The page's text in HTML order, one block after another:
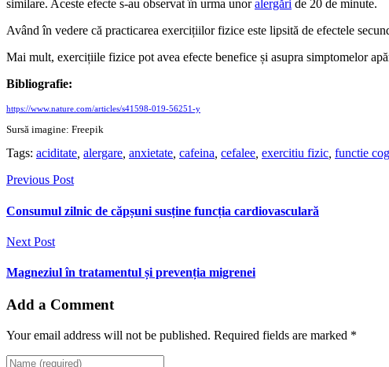
similare. Aceste efecte s-au observat în urma unoralergări de 20 de minute.
Având în vedere că practicarea exercițiilor fizice este lipsită de efectele
Mai mult, exercițiile fizice pot avea efecte benefice și asupra simptomelor
Bibliografie:
https://www.nature.com/articles/s41598-019-56251-y
Sursă imagine: Freepik
Tags: aciditate alergare anxietate cafeina cefalee exercitiu fizic functie
Previous Post
Consumul zilnic de căpșuni susține funcția cardiovasculară
Next Post
Magneziul în tratamentul și prevenția migrenei
Add a Comment
Your email address will not be published. Required fields are marked *